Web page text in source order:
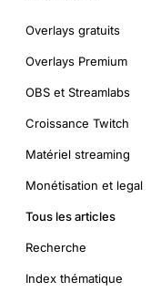
Overlays gratuits
Overlays Premium
OBS et Streamlabs
Croissance Twitch
Matériel streaming
Monétisation et legal
Tous les articles
Recherche
Index thématique